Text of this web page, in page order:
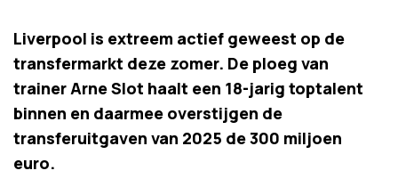
Liverpool is extreem actief geweest op de
transfermarkt deze zomer. De ploeg van
trainer Arne Slot haalt een 18-jarig toptalent
binnen en daarmee overstijgen de
transferuitgaven van 2025 de 300 miljoen
euro.